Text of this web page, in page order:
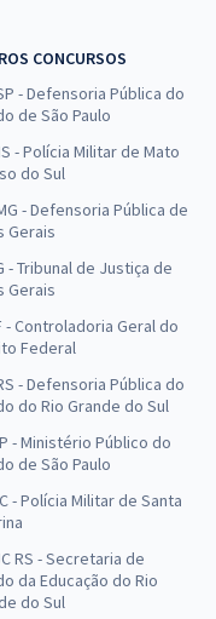
CONCURSOS
- Defensoria Pública do
de São Paulo
- Polícia Militar de Mato
do Sul
- Defensoria Pública de
Gerais
- Tribunal de Justiça de
Gerais
- Controladoria Geral do
Federal
- Defensoria Pública do
do Rio Grande do Sul
- Ministério Público do
de São Paulo
- Polícia Militar de Santa
RS - Secretaria de
da Educação do Rio
do Sul